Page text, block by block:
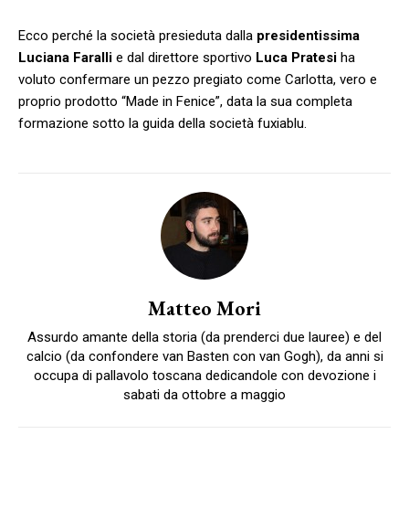
Ecco perché la società presieduta dalla presidentissima
Luciana Faralli e dal direttore sportivo Luca Pratesi ha
voluto confermare un pezzo pregiato come Carlotta, vero e
proprio prodotto “Made in Fenice”, data la sua completa
formazione sotto la guida della società fuxiablu.
Matteo Mori
Assurdo amante della storia (da prenderci due lauree) e del
calcio (da confondere van Basten con van Gogh), da anni si
occupa di pallavolo toscana dedicandole con devozione i
sabati da ottobre a maggio